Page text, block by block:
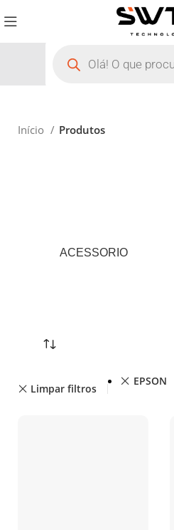
Início Produtos
ACESSORIO
Limpar filtros
EPSON